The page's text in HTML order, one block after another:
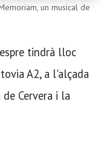
un musical de
tindrà lloc
A2, a l'alçada
Cervera i la